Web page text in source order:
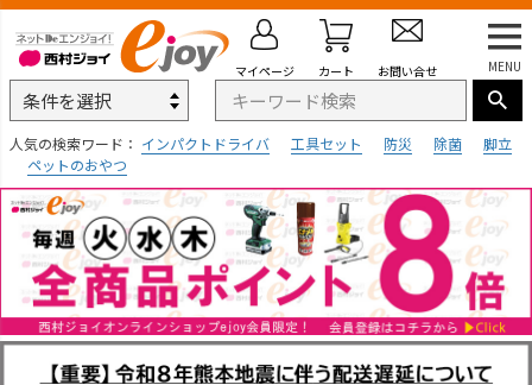
MENU
人気の検索ワード： インパクトドライバ 工具セット 防災 除菌
脚立
ペットのおやつ
マイページ カート お問い合せ